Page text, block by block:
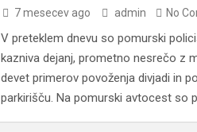
7 mesecev ago admin No
V preteklem dnevu so pomurski
kazniva dejanj, prometno nesrečo z
devet primerov povoženja divjadi in
parkirišču. Na pomurski avtocest so